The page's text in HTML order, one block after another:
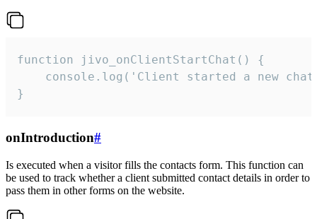
function jivo_onClientStartChat() {
console.log('Client started a new
}
onIntroduction#
Is executed when a visitor fills the contacts form. This function can
be used to track whether a client submitted contact details in order to
pass them in other forms on the website.